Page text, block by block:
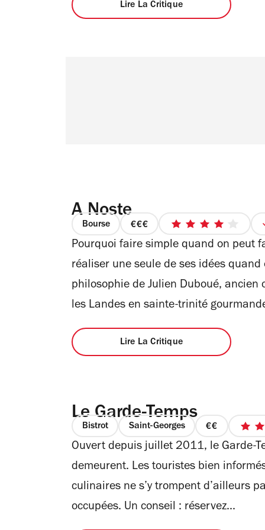
Lire La Critique
A Noste
Bourse
prix
3
4
sur
5
Pourquoi faire simple quand on peut
réaliser une seule de ses idées
philosophie de Julien Duboué, ancien
les Landes en sainte-trinité
Lire La Critique
Le Garde-Temps
Bistrot Saint-Georges
prix
2
Ouvert depuis juillet 2011, le Garde-
demeurent. Les touristes bien
culinaires ne s’y trompent d’ailleurs
occupées. Un conseil : réservez...